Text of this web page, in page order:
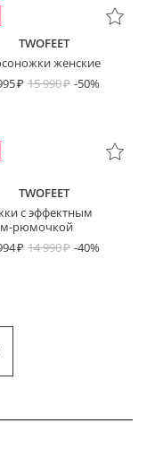
TWOFEET
женские
15 990 -50%
TWOFEET
с эффектным
рюмочкой
14 990 -40%